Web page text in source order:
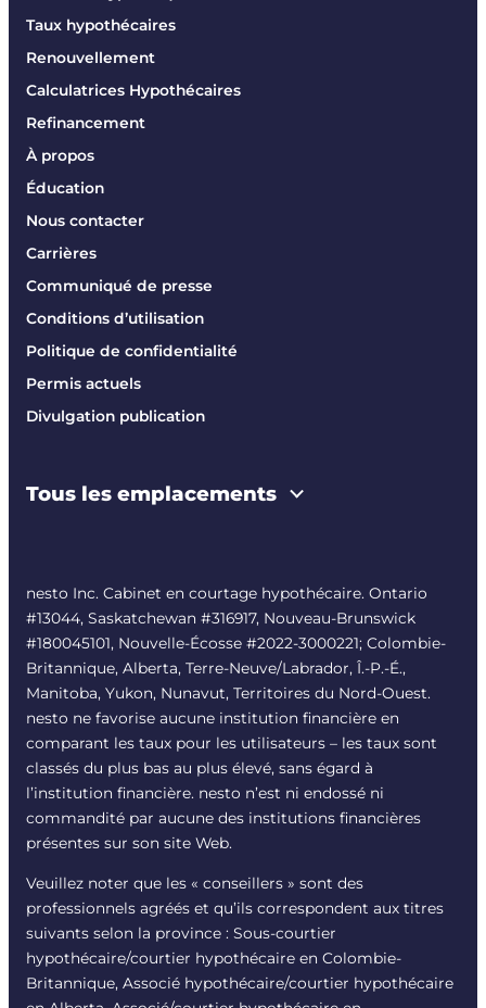
Taux hypothécaires
Renouvellement
Calculatrices Hypothécaires
Refinancement
À propos
Éducation
Nous contacter
Carrières
Communiqué de presse
Conditions d’utilisation
Politique de confidentialité
Permis actuels
Divulgation publication
Tous les emplacements
nesto Inc. Cabinet en courtage hypothécaire. Ontario
#13044, Saskatchewan #316917, Nouveau-Brunswick
#180045101, Nouvelle-Écosse #2022-3000221; Colombie-
Britannique, Alberta, Terre-Neuve/Labrador, Î.-P.-É.,
Manitoba, Yukon, Nunavut, Territoires du Nord-Ouest.
nesto ne favorise aucune institution financière en
comparant les taux pour les utilisateurs – les taux sont
classés du plus bas au plus élevé, sans égard à
l’institution financière. nesto n’est ni endossé ni
commandité par aucune des institutions financières
présentes sur son site Web.
Veuillez noter que les « conseillers » sont des
professionnels agréés et qu’ils correspondent aux titres
suivants selon la province : Sous-courtier
hypothécaire/courtier hypothécaire en Colombie-
Britannique, Associé hypothécaire/courtier hypothécaire